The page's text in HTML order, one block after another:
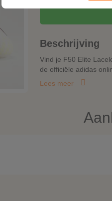
Beschrijving
Vind je F50 Elite
de officiële adidas
Lees meer